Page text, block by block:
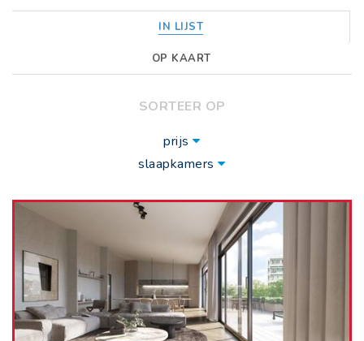
IN LIJST
OP KAART
SORTEER OP
prijs
slaapkamers